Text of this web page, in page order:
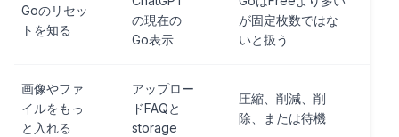
Goのリセッ
トを知る
の現在の
Go表示
が固定枚数ではな
いと扱う
画像やファ
イルをもっ
と入れる
アップロー
ドFAQと
storage
圧縮、削減、削
除、または待機